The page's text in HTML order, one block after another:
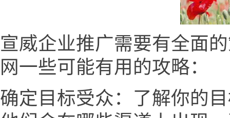
宣威企业推广需要有全面
网一些可能有用的攻略：
确定目标受众：了解你的